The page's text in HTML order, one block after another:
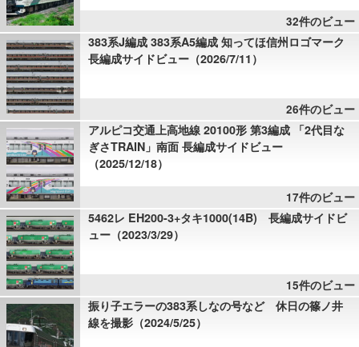
32件のビュー
383系J編成 383系A5編成 知ってほ信州ロゴマーク
長編成サイドビュー（2026/7/11）
26件のビュー
アルピコ交通上高地線 20100形 第3編成 「2代目な
ぎさTRAIN」南面 長編成サイドビュー
（2025/12/18）
17件のビュー
5462レ EH200-3+タキ1000(14B) 長編成サイドビ
ュー（2023/3/29）
15件のビュー
振り子エラーの383系しなの号など 休日の篠ノ井
線を撮影（2024/5/25）